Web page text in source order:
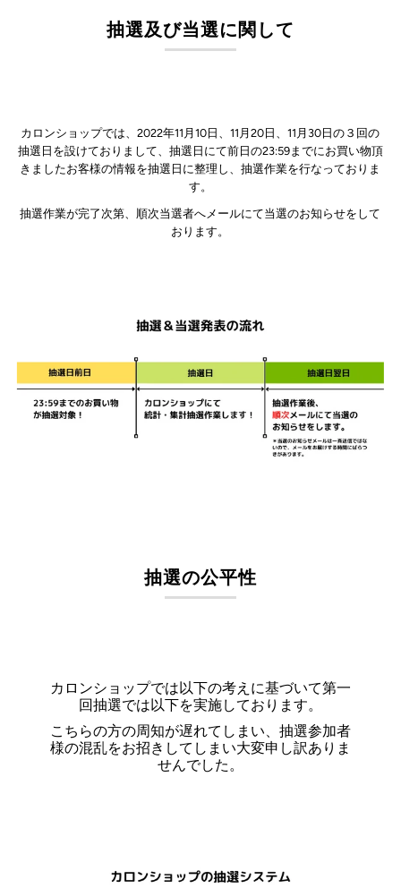
抽選及び当選に関して
カロンショップでは、2022年11月10日、11月20日、11月30日の３回の
抽選日を設けておりまして、抽選日にて前日の23:59までにお買い物頂
きましたお客様の情報を抽選日に整理し、抽選作業を行なっておりま
す。
抽選作業が完了次第、順次当選者へメールにて当選のお知らせをして
おります。
抽選の公平性
カロンショップでは以下の考えに基づいて第一
回抽選では以下を実施しております。
こちらの方の周知が遅れてしまい、抽選参加者
様の混乱をお招きしてしまい大変申し訳ありま
せんでした。